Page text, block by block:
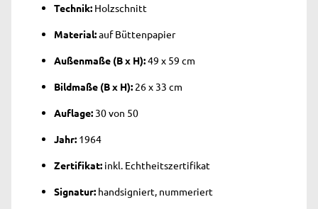
Technik: Holzschnitt
Material:auf Büttenpapier
Außenmaße (B x H):49 x 59 cm
Bildmaße (B x H): 26 x 33 cm
Auflage: 30 von 50
Jahr: 1964
Zertifikat: inkl. Echtheitszertifikat
Signatur: handsigniert, nummeriert